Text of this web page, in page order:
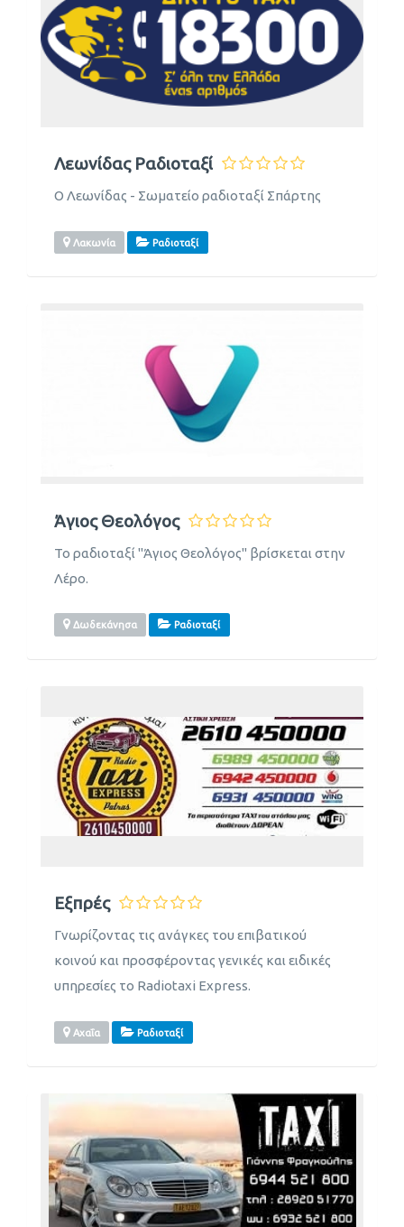
Λεωνίδας Ραδιοταξί
Ο Λεωνίδας - Σωματείο ραδιοταξί Σπάρτης
Λακωνία Ραδιοταξί
Άγιος Θεολόγος
Το ραδιοταξί ''Άγιος Θεολόγος'' βρίσκεται στην
Λέρο.
Δωδεκάνησα Ραδιοταξί
Εξπρές
Γνωρίζοντας τις ανάγκες του επιβατικού
κοινού και προσφέροντας γενικές και ειδικές
υπηρεσίες το Radiotaxi Express.
Αχαΐα Ραδιοταξί